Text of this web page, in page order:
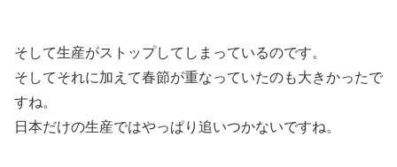
そして生産がストップしてしまっているのです。
そしてそれに加えて春節が重なっていたのも大きかったで
すね。
日本だけの生産ではやっぱり追いつかないですね。